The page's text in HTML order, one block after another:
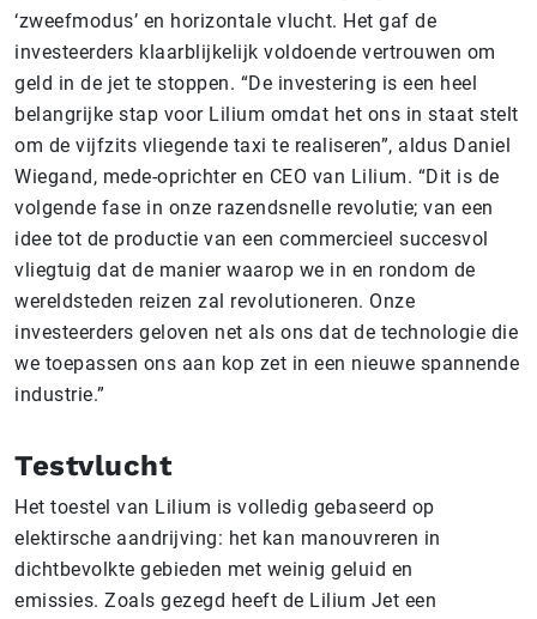
‘zweefmodus’ en horizontale vlucht. Het gaf de
investeerders klaarblijkelijk voldoende vertrouwen om
geld in de jet te stoppen. “De investering is een heel
belangrijke stap voor Lilium omdat het ons in staat stelt
om de vijfzits vliegende taxi te realiseren”, aldus Daniel
Wiegand, mede-oprichter en CEO van Lilium. “Dit is de
volgende fase in onze razendsnelle revolutie; van een
idee tot de productie van een commercieel succesvol
vliegtuig dat de manier waarop we in en rondom de
wereldsteden reizen zal revolutioneren. Onze
investeerders geloven net als ons dat de technologie die
we toepassen ons aan kop zet in een nieuwe spannende
industrie.”
Testvlucht
Het toestel van Lilium is volledig gebaseerd op
elektirsche aandrijving: het kan manouvreren in
dichtbevolkte gebieden met weinig geluid en
emissies. Zoals gezegd heeft de Lilium Jet een